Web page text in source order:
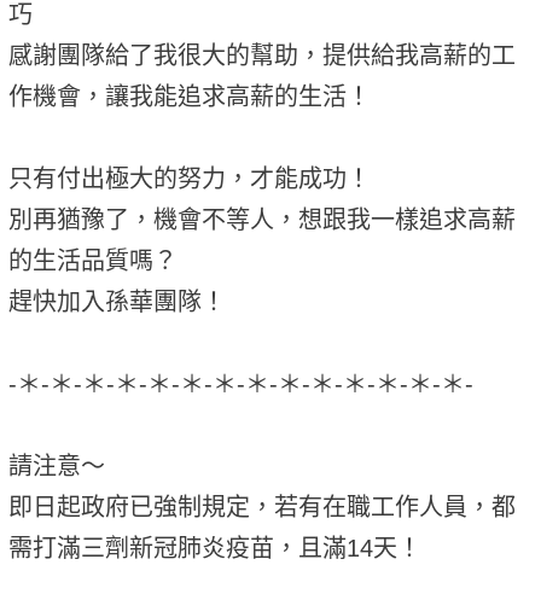
巧
感謝團隊給了我很大的幫助，提供給我高薪的工
作機會，讓我能追求高薪的生活！
只有付出極大的努力，才能成功！
別再猶豫了，機會不等人，想跟我一樣追求高薪
的生活品質嗎？
趕快加入孫華團隊！
-＊-＊-＊-＊-＊-＊-＊-＊-＊-＊-＊-＊-＊-＊-
請注意～
即日起政府已強制規定，若有在職工作人員，都
需打滿三劑新冠肺炎疫苗，且滿14天！